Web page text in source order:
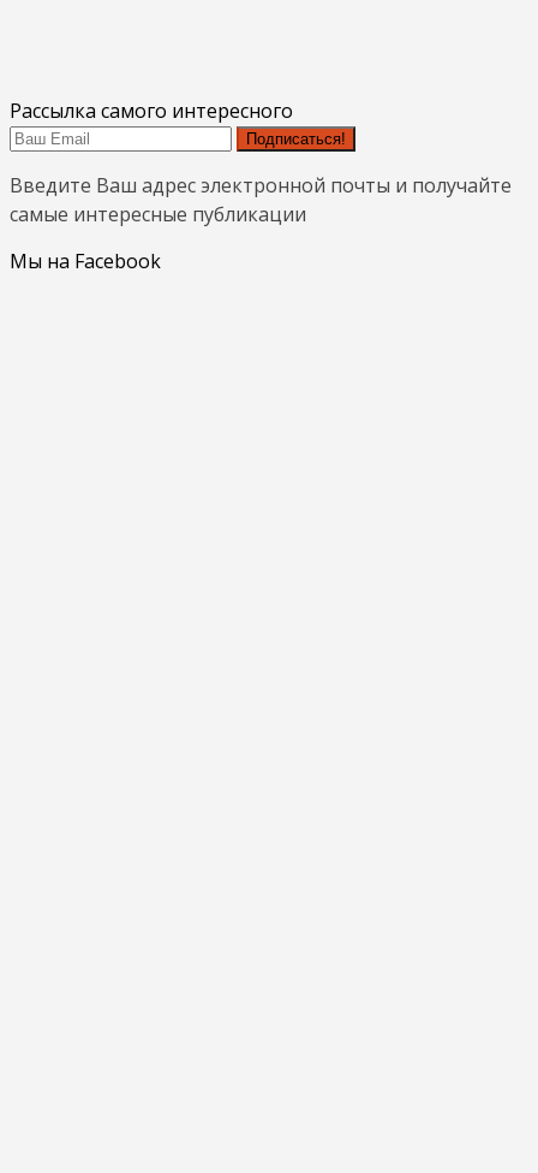
Рассылка самого интересного
Подписаться!
Введите Ваш адрес электронной почты и получайте
самые интересные публикации
Мы на Facebook